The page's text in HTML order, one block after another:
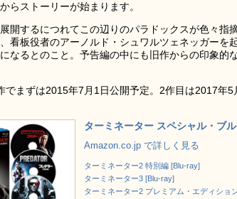
らストーリーが始まります。
開するにつれてこの辺りのパラドックスが色々指
看板役者のアーノルド・シュワルツェネッガーを
なるとのこと。予告編の中にも旧作からの印象的
でまずは2015年7月1日公開予定。2作目は2017年
ターミネーター スペシャル・ブ
Amazon.co.jp で詳しく見る
ターミネーター2 特別編 [Blu-ray]
ターミネーター3 [Blu-ray]
ターミネーター2 プレミアム・エディショ